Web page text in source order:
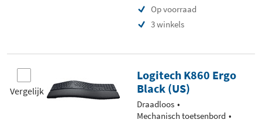
Op voorraad
3 winkels
Vergelijk
Logitech K860 Ergo
Black (US)
Draadloos
Mechanisch toetsenbord